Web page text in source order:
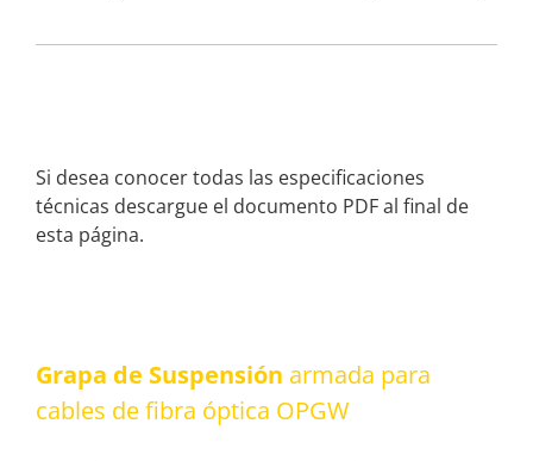
Si desea conocer todas las especificaciones
técnicas descargue el documento PDF al final de
esta página.
Grapa de Suspensión armada para
cables de fibra óptica OPGW